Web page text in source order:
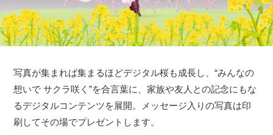
写真が集まれば集まるほどデジタル桜も成長し、“みんなの
想いで サクラ咲く”を合言葉に、家族や友人との記念にもな
るデジタルコンテンツを展開。メッセージ入りの写真は印
刷してその場でプレゼントします。